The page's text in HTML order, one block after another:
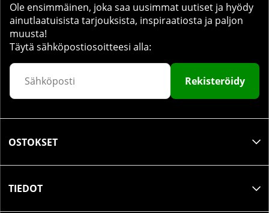
Ole ensimmäinen, joka saa uusimmat uutiset ja hyödy
ainutlaatuisista tarjouksista, inspiraatiosta ja paljon
muusta!
Täytä sähköpostiosoitteesi alla:
Rekisteröidy
OSTOKSET
TIEDOT